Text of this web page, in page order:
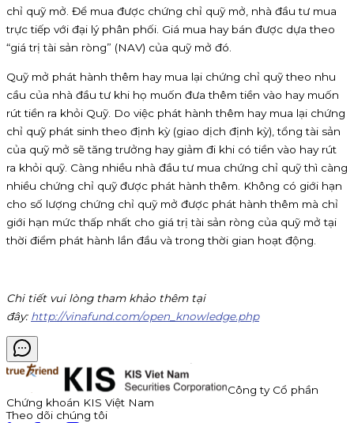
chỉ quỹ mở. Để mua được chứng chỉ quỹ mở, nhà đầu tư mua
trực tiếp với đại lý phân phối. Giá mua hay bán được dựa theo
“giá trị tài sản ròng” (NAV) của quỹ mở đó.
Quỹ mở phát hành thêm hay mua lại chứng chỉ quỹ theo nhu
cầu của nhà đầu tư khi họ muốn đưa thêm tiền vào hay muốn
rút tiền ra khỏi Quỹ. Do việc phát hành thêm hay mua lại chứng
chỉ quỹ phát sinh theo định kỳ (giao dịch định kỳ), tổng tài sản
của quỹ mở sẽ tăng trưởng hay giảm đi khi có tiền vào hay rút
ra khỏi quỹ. Càng nhiều nhà đầu tư mua chứng chỉ quỹ thì càng
nhiều chứng chỉ quỹ được phát hành thêm. Không có giới hạn
cho số lượng chứng chỉ quỹ mở được phát hành thêm mà chỉ
giới hạn mức thấp nhất cho giá trị tài sản ròng của quỹ mở tại
thời điểm phát hành lần đầu và trong thời gian hoạt động.
Chi tiết vui lòng tham khảo thêm tại
đây: http://vinafund.com/open_knowledge.php
Công ty Cổ phần
Chứng khoán KIS Việt Nam
Theo dõi chúng tôi